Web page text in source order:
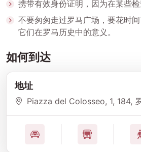
携带有效身份证明，因为在某些检
不要匆匆走过罗马广场，要花时
它们在罗马历史中的意义。
如何到达
地址
Piazza del Colosseo, 1, 184,